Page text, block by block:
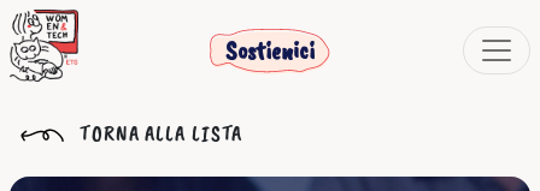
Sostienici
TORNA ALLA LISTA